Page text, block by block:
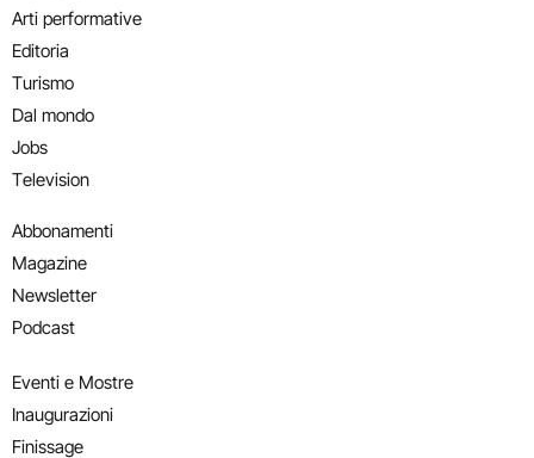
Arti performative
Editoria
Turismo
Dal mondo
Jobs
Television
Abbonamenti
Magazine
Newsletter
Podcast
Eventi e Mostre
Inaugurazioni
Finissage